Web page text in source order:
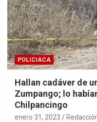
POLICIACA
Hallan cadáver de
Zumpango; lo
Chilpancingo
enero 31, 2023